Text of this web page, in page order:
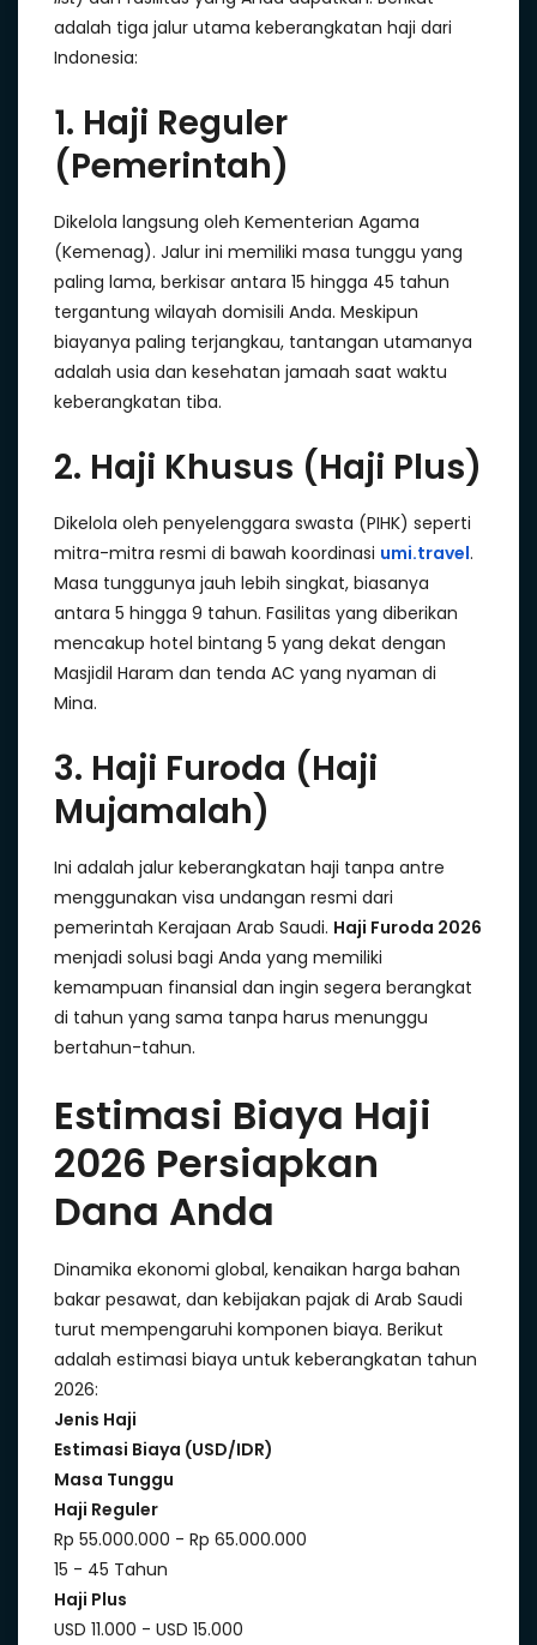
adalah tiga jalur utama keberangkatan haji dari
Indonesia:
1. Haji Reguler
(Pemerintah)
Dikelola langsung oleh Kementerian Agama
(Kemenag). Jalur ini memiliki masa tunggu yang
paling lama, berkisar antara 15 hingga 45 tahun
tergantung wilayah domisili Anda. Meskipun
biayanya paling terjangkau, tantangan utamanya
adalah usia dan kesehatan jamaah saat waktu
keberangkatan tiba.
2. Haji Khusus (Haji Plus)
Dikelola oleh penyelenggara swasta (PIHK) seperti
mitra-mitra resmi di bawah koordinasi umi.travel.
Masa tunggunya jauh lebih singkat, biasanya
antara 5 hingga 9 tahun. Fasilitas yang diberikan
mencakup hotel bintang 5 yang dekat dengan
Masjidil Haram dan tenda AC yang nyaman di
Mina.
3. Haji Furoda (Haji
Mujamalah)
Ini adalah jalur keberangkatan haji tanpa antre
menggunakan visa undangan resmi dari
pemerintah Kerajaan Arab Saudi. Haji Furoda 2026
menjadi solusi bagi Anda yang memiliki
kemampuan finansial dan ingin segera berangkat
di tahun yang sama tanpa harus menunggu
bertahun-tahun.
Estimasi Biaya Haji
2026 Persiapkan
Dana Anda
Dinamika ekonomi global, kenaikan harga bahan
bakar pesawat, dan kebijakan pajak di Arab Saudi
turut mempengaruhi komponen biaya. Berikut
adalah estimasi biaya untuk keberangkatan tahun
2026:
Jenis Haji
Estimasi Biaya (USD/IDR)
Masa Tunggu
Haji Reguler
Rp 55.000.000 - Rp 65.000.000
15 - 45 Tahun
Haji Plus
USD 11.000 - USD 15.000